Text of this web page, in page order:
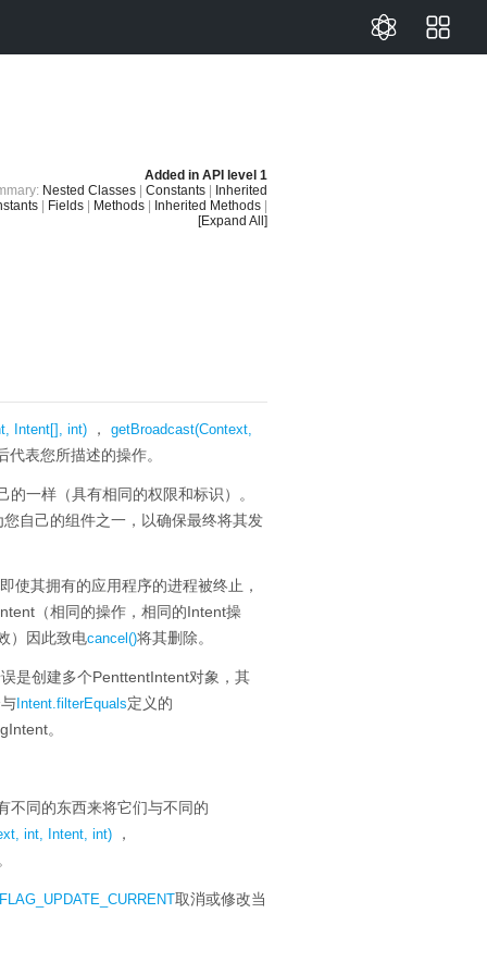
Added in API level 1
Nested Classes Constants
Inherited
Fields Methods Inherited Methods
[Expand All]
Intent[], int) ， getBroadcast(Context,
表您所描述的操作。
一样（具有相同的权限和标识）。
自己的组件之一，以确保最终将其发
使其拥有的应用程序的进程被终止，
（相同的操作，相同的Intent操
）因此致电cancel()将其删除。
是创建多个PenttentIntent对象，其
Intent.filterEquals定义的
。
不同的东西来将它们与不同的
int, Intent, int) ，
FLAG_UPDATE_CURRENT取消或修改当